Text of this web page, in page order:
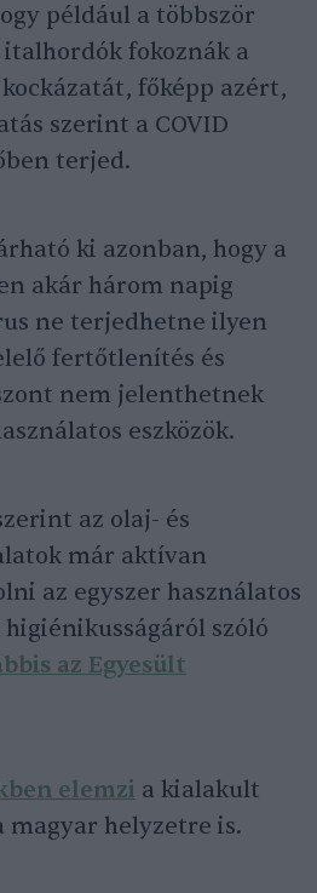
például a többször
fokoznák a
főképp azért,
szerint a COVID
terjed.
ki azonban, hogy a
akár három napig
ne terjedhetne ilyen
fertőtlenítés és
nem jelenthetnek
eszközök.
az olaj- és
már aktívan
az egyszer használatos
szóló
az Egyesült
elemzi a kialakult
helyzetre is.